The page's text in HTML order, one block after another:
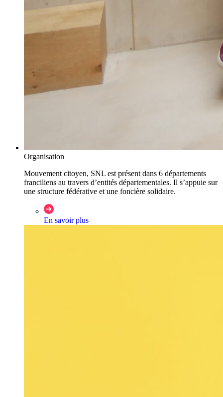
Organisation
Mouvement citoyen, SNL est présent dans 6 départements
franciliens au travers d’entités départementales. Il s’appuie sur
une structure fédérative et une foncière solidaire.
En savoir plus